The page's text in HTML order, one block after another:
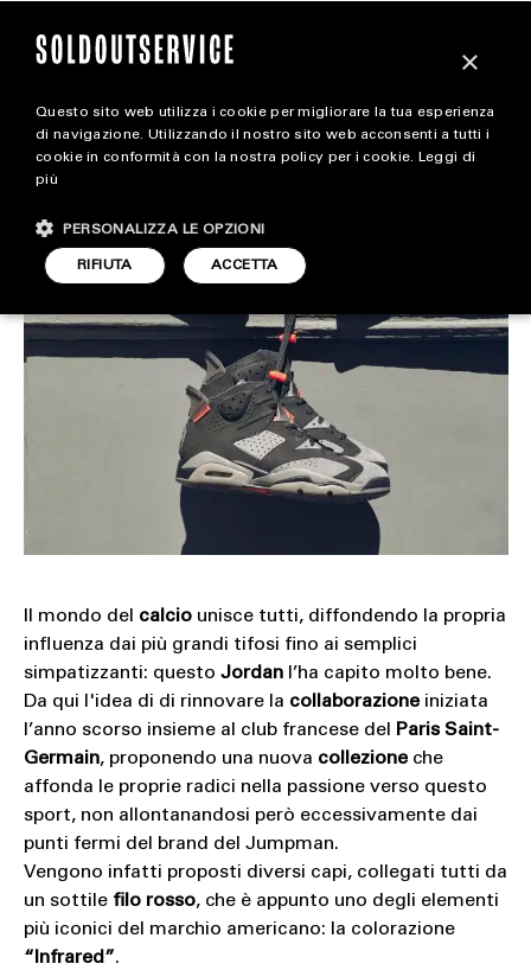
magazine
STYLE
FOOTWEAR
ACCESSORIES
JORDAN X PSG: Parte 2
STYLE
24 GIUGNO 2019
Il mondo del calciounisce tutti, diffondendo la propria
influenza dai più grandi tifosi fino ai semplici
simpatizzanti: questo Jordanl’ha capito molto bene.
Da qui l'idea di di rinnovare la collaborazioneiniziata
l’anno scorso insieme al club francese del Paris Saint-
Germain, proponendo una nuova collezioneche
affonda le proprie radici nella passione verso questo
sport, non allontanandosi però eccessivamente dai
punti fermi del brand del Jumpman.
Vengono infatti proposti diversi capi, collegati tutti da
un sottile filo rosso, che è appunto uno degli elementi
più iconici del marchio americano: la colorazione
“Infrared”.
×
Questo sito web utilizza i cookie per migliorare la tua esperienza
di navigazione. Utilizzando il nostro sito web acconsenti a tutti i
cookie in conformità con la nostra policy per i cookie. Leggi di
più
ACCETTA
RIFIUTA
PERSONALIZZA LE OPZIONI